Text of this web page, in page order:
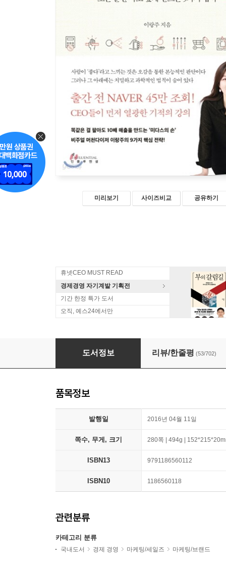
미리보기 사이즈비교 공유하기
휴넷CEO MUST READ
경제경영 자기계발 기획전
기간 한정 특가 도서
오직, 예스24에서만
좋아 보이는 것들의 비밀
도서정보 리뷰/한줄평 (53/702)
품목정보
발행일 2016년 04월 11일
쪽수, 무게, 크기 280쪽 | 494g |
ISBN13 9791186560112
ISBN10 1186560118
관련분류
카테고리 분류
국내도서 경제 경영 마케팅/세일즈 마케팅/브랜드